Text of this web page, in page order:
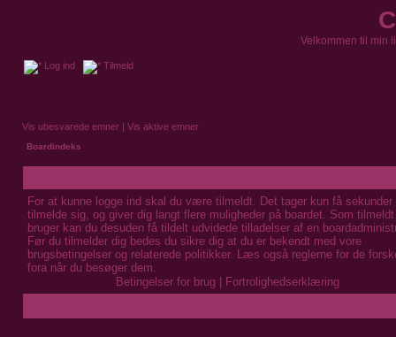
Velkommen til min
Log ind Tilmeld
Vis ubesvarede emner | Vis aktive emner
Boardindeks
For at kunne logge ind skal du være tilmeldt. Det tager kun få sekunder
tilmelde sig, og giver dig langt flere muligheder på boardet. Som tilmeldt
bruger kan du desuden få tildelt udvidede tilladelser af en
Før du tilmelder dig bedes du sikre dig at du er bekendt med vore
brugsbetingelser og relaterede politikker. Læs også reglerne for de
fora når du besøger dem.
Betingelser for brug
Fortrolighedserklæring